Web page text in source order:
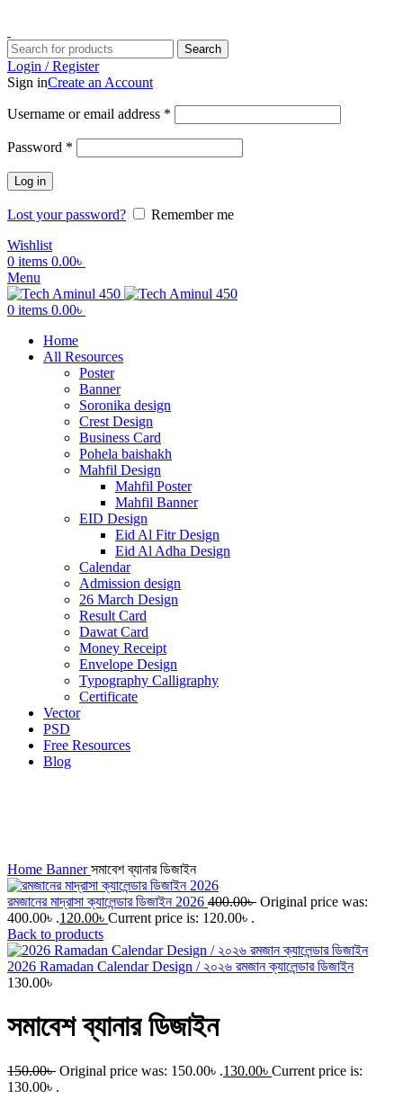
Search
Login / Register
Sign inCreate an Account
Username or email address *
Password *
Log in
Lost your password?
Remember me
Wishlist
0 items 0.00৳
Menu
0 items 0.00৳
Home
All Resources
Poster
Banner
Soronika design
Crest Design
Business Card
Pohela baishakh
Mahfil Design
Mahfil Poster
Mahfil Banner
EID Design
Eid Al Fitr Design
Eid Al Adha Design
Calendar
Admission design
26 March Design
Result Card
Dawat Card
Money Receipt
Envelope Design
Typography Calligraphy
Certificate
Vector
PSD
Free Resources
Blog
Home Bannerসমাবেশ ব্যানার ডিজাইন
রমজানের মাদ্রাসা ক্যালেন্ডার ডিজাইন 2026 400.00৳ Original price was:
400.00৳ .120.00৳ Current price is: 120.00৳ .
Back to products
2026 Ramadan Calendar Design / ২০২৬ রমজান ক্যালেন্ডার ডিজাইন
130.00৳
সমাবেশ ব্যানার ডিজাইন
150.00৳ Original price was: 150.00৳ .130.00৳ Current price is:
130.00৳ .